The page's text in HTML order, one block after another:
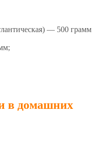
— 500 грамм
в домашних